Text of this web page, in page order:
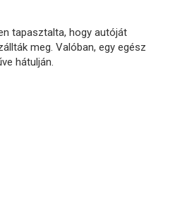
tapasztalta, hogy autóját
meg. Valóban, egy egész
hátulján.